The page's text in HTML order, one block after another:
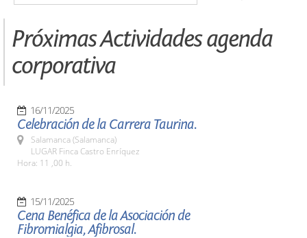
Próximas Actividades agenda
corporativa
16/11/2025
Celebración de la Carrera Taurina.
Salamanca (Salamanca)
LUGAR Finca Castro Enríquez
Hora: 11 ,00 h.
15/11/2025
Cena Benéfica de la Asociación de
Fibromialgia, Afibrosal.